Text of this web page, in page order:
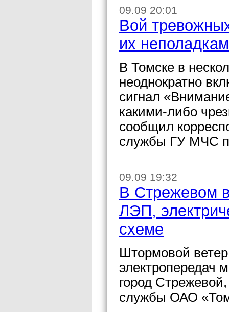
09.09 20:01
Вой
их
В Томске в
неоднократно
сигнал
какими-либо
сообщил
службы ГУ МЧС
09.09 19:32
В Стрежевом
ЛЭП,
схеме
Штормовой
электропередач
город
службы ОАО